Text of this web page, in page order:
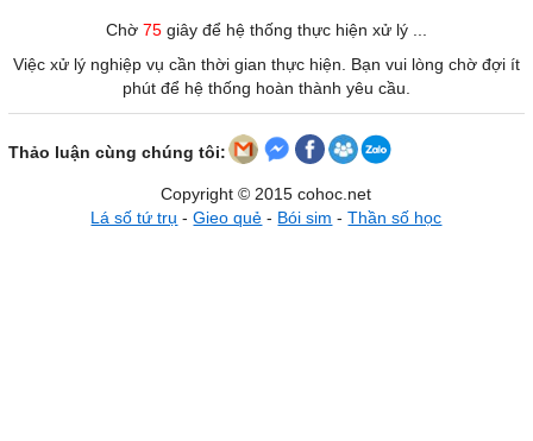
Chờ 75giây để hệ thống thực hiện xử lý ...
Việc xử lý nghiệp vụ cần thời gian thực hiện. Bạn vui lòng chờ đợi ít
phút để hệ thống hoàn thành yêu cầu.
Thảo luận cùng chúng tôi:
Copyright © 2015 cohoc.net
Lá số tứ trụ -Gieo quẻ - Bói sim -Thần số học